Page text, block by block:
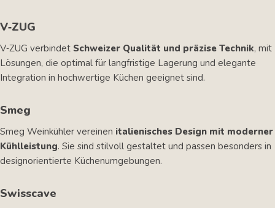
V‑ZUG
V‑ZUG verbindet Schweizer Qualität und präzise Technik, mit
Lösungen, die optimal für langfristige Lagerung und elegante
Integration in hochwertige Küchen geeignet sind.
Smeg
Smeg Weinkühler vereinen italienisches Design mit moderner
Kühlleistung. Sie sind stilvoll gestaltet und passen besonders in
designorientierte Küchenumgebungen.
Swisscave